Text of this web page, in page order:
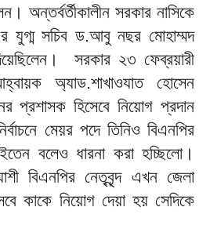
অন্তর্বর্তীকালীন সরকার নাসিকে
যুগ্ম সচিব ড.আবু নছর মোহাম্মদ
সরকার ২৩ ফেব্রয়ারী
অ্যাড.শাখাওযাত হোসেন
প্রশাসক হিসেবে নিয়োগ প্রদান
মেয়র পদে তিনিও বিএনপির
বলেও ধারনা করা হচ্ছিলো।
বিএনপির নেতৃবৃন্দ এখন জেলা
কাকে নিয়োগ দেয়া হয় সেদিকে